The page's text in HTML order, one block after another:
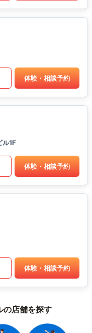
体験・相談予約
1F
体験・相談予約
体験・相談予約
の店舗を探す